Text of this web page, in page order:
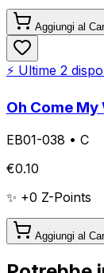
Aggiungi al
⚡ Ultime 2
Oh Come My
EB01-038 • C
€0.10
✨ +0 Z-Points
Aggiungi al